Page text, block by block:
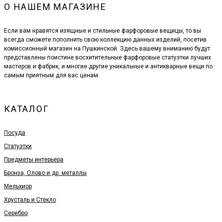
О НАШЕМ МАГАЗИНЕ
Если вам нравятся изящные и стильные фарфоровые вещицы, то вы
всегда сможете пополнить свою коллекцию данных изделий, посетив
комиссионный магазин на Пушкинской. Здесь вашему вниманию будут
представлены поистине восхитительные фарфоровые статуэтки лучших
мастеров и фабрик, и многие другие уникальные и антикварные вещи по
самым приятным для вас ценам.
КАТАЛОГ
Посуда
Статуэтки
Предметы интерьера
Бронза, Олово и др. металлы
Мельхиор
Хрусталь и Стекло
Серебро